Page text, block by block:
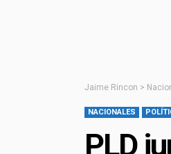
Jaime Rincon >
NACIONALES
PLD